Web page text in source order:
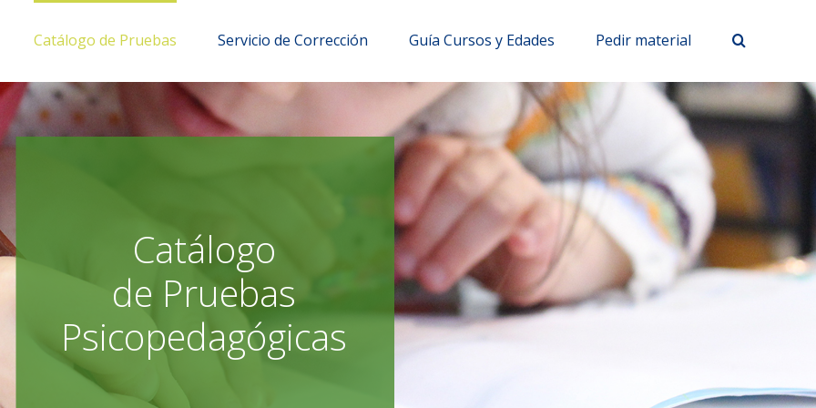
Catálogo de Pruebas Servicio de Corrección Guía Cursos y Edades Pedir material
Catálogo
de Pruebas
Psicopedagógicas